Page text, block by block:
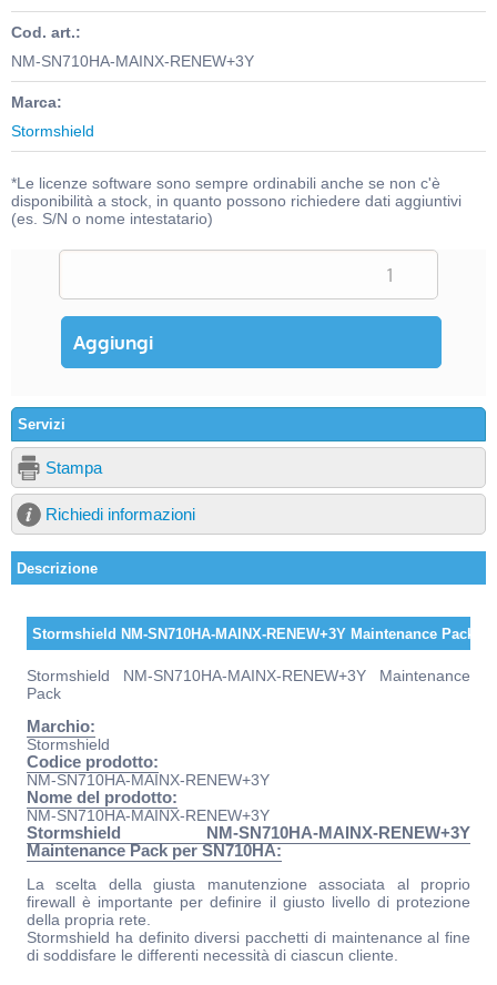
Cod. art.:
NM-SN710HA-MAINX-RENEW+3Y
Marca:
Stormshield
*Le licenze software sono sempre ordinabili anche se non c'è
disponibilità a stock, in quanto possono richiedere dati aggiuntivi
(es. S/N o nome intestatario)
Servizi
Stampa
Richiedi informazioni
Descrizione
Stormshield NM-SN710HA-MAINX-RENEW+3Y Maintenance Pack
Stormshield NM-SN710HA-MAINX-RENEW+3Y Maintenance
Pack
Marchio:
Stormshield
Codice prodotto:
NM-SN710HA-MAINX-RENEW+3Y
Nome del prodotto:
NM-SN710HA-MAINX-RENEW+3Y
Stormshield NM-SN710HA-MAINX-RENEW+3Y
Maintenance Pack per SN710HA:
La scelta della giusta manutenzione associata al proprio
firewall è importante per definire il giusto livello di protezione
della propria rete.
Stormshield ha definito diversi pacchetti di maintenance al fine
di soddisfare le differenti necessità di ciascun cliente.